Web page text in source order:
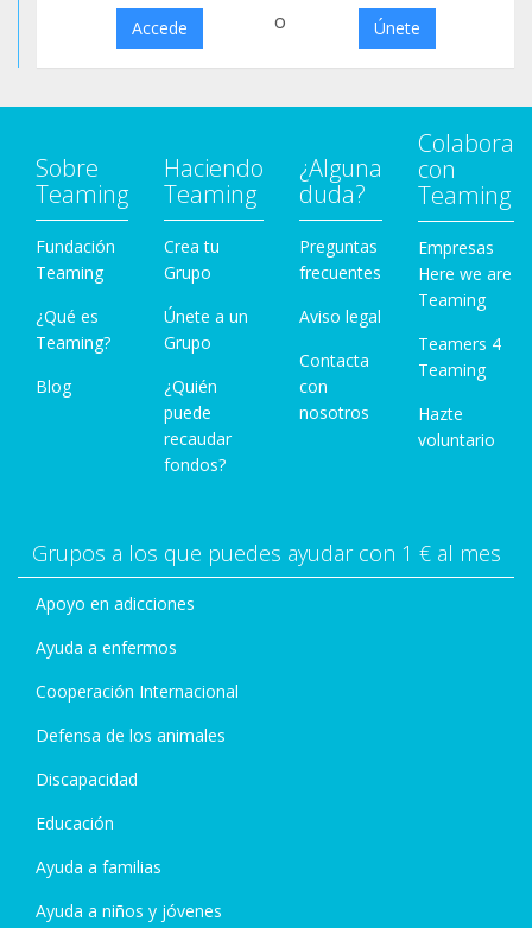
Accede o Únete
Sobre
Teaming
Fundación
Teaming
¿Qué es
Teaming?
Blog
Haciendo
Teaming
Crea tu
Grupo
Únete a un
Grupo
¿Quién
puede
recaudar
fondos?
¿Alguna
duda?
Preguntas
frecuentes
Aviso legal
Contacta
con
nosotros
Colabora
con
Teaming
Empresas
Here we are
Teaming
Teamers 4
Teaming
Hazte
voluntario
Grupos a los que puedes ayudar con 1 € al mes
Apoyo en adicciones
Ayuda a enfermos
Cooperación Internacional
Defensa de los animales
Discapacidad
Educación
Ayuda a familias
Ayuda a niños y jóvenes